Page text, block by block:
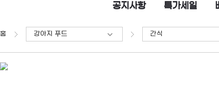
공지사항 특가세일
홈 강아지 푸드 간식